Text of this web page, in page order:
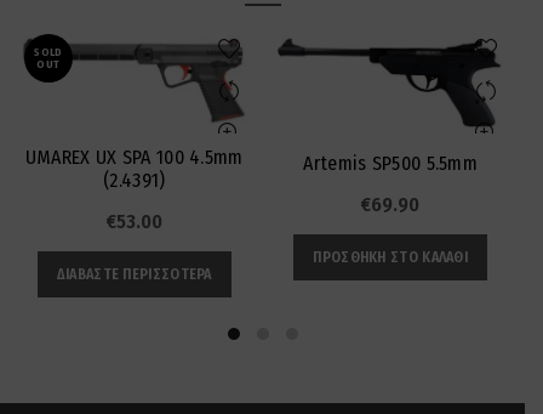
SOLD
OUT
UMAREX UX SPA 100 4.5mm
(2.4391)
€53.00
ΔΙΑΒΆΣΤΕ ΠΕΡΙΣΣΌΤΕΡΑ
Artemis SP500 5.5mm
€69.90
ΠΡΟΣΘΉΚΗ ΣΤΟ ΚΑΛΆΘΙ